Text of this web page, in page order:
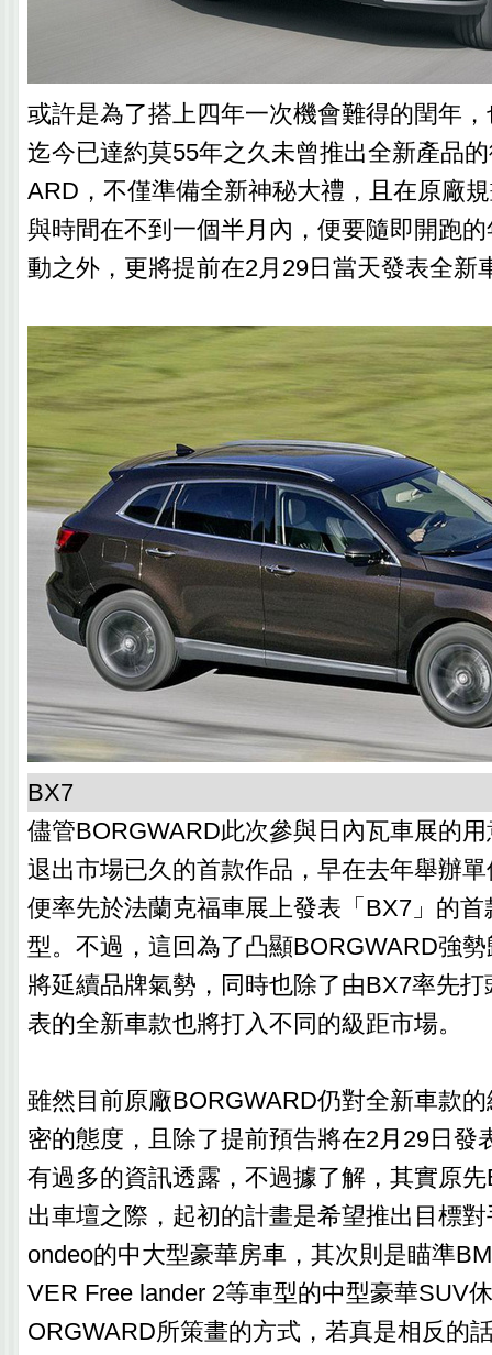
或許是為了搭上四年一次機會難得的閏年
迄今已達約莫55年之久未曾推出全新產品
ARD，不僅準備全新神秘大禮，且在原廠
與時間在不到一個半月內，便要隨即開跑
動之外，更將提前在2月29日當天發表全新
BX7
儘管BORGWARD此次參與日內瓦車展的
退出市場已久的首款作品，早在去年舉辦
便率先於法蘭克福車展上發表「BX7」的
型。不過，這回為了凸顯BORGWARD強
將延續品牌氣勢，同時也除了由BX7率先
表的全新車款也將打入不同的級距市場。
雖然目前原廠BORGWARD仍對全新車款
密的態度，且除了提前預告將在2月29日發
有過多的資訊透露，不過據了解，其實原
出車壇之際，起初的計畫是希望推出目標
ondeo的中大型豪華房車，其次則是瞄準
VER Free lander 2等車型的中型豪華SUV
ORGWARD所策畫的方式，若真是相反的